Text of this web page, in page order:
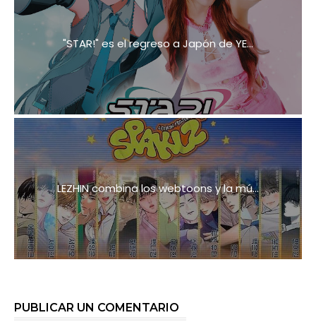
"STAR!" es el regreso a Japón de YE...
LEZHIN combina los webtoons y la mú...
PUBLICAR UN COMENTARIO